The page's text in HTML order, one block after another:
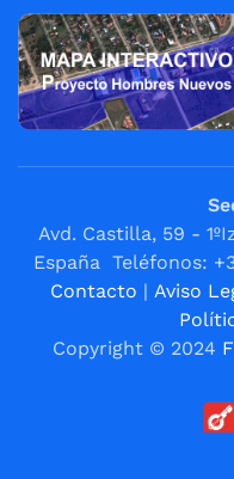
Avd. Castilla, 59 -
España Teléfonos:
Contacto | Aviso
Copyright © 2024